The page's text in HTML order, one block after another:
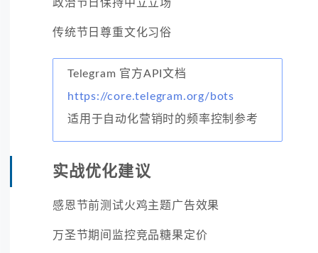
政治节日保持中立立场
传统节日尊重文化习俗
Telegram 官方API文档
https://core.telegram.org/bots
适用于自动化营销时的频率控制参考
实战优化建议
感恩节前测试火鸡主题广告效果
万圣节期间监控竞品糖果定价